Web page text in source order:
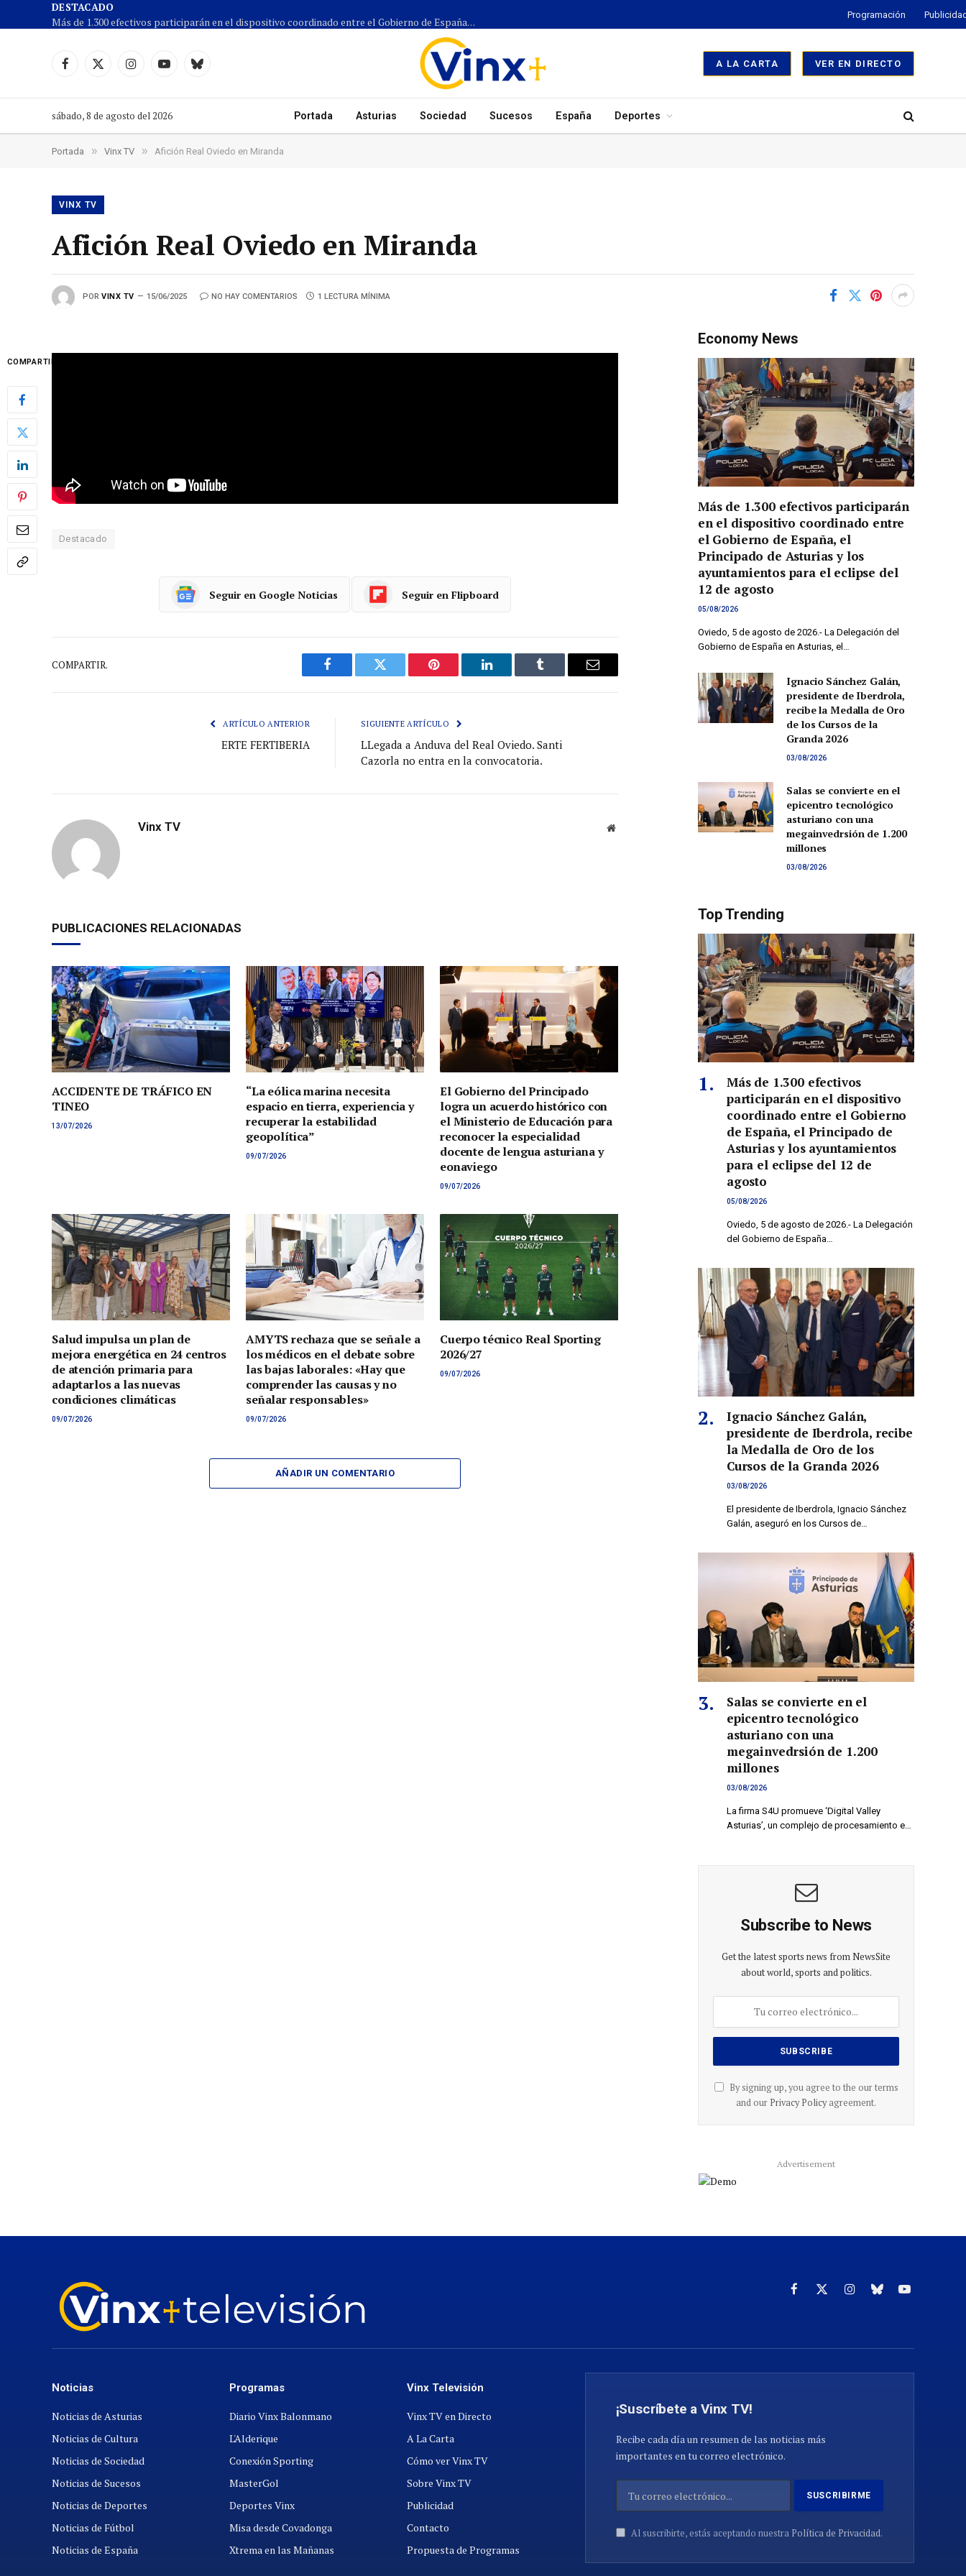
DESTACADO
Más de 1.300 efectivos participarán en el dispositivo coordinado entre el Gobierno de España, el Principado de Asturias y los ayuntamientos para el eclipse del 12 de agosto
Programación
Facebook
X
InstagramYouTubeCielo
A LA CARTA VER EN DIRECTO
sábado, 8 de agosto del 2026 Portada Asturias Sociedad Sucesos España Deportes
Portada » Vinx TV » Afición Real Oviedo en Miranda
VINX TV
Afición Real Oviedo en Miranda
POR VINX TV 15/06/2025 NO HAY COMENTARIOS 1 LECTURA MÍNIMA
COMPARTIR
Destacado
Seguir en Google Noticias Seguir en Flipboard
COMPARTIR.
Facebook Gorjeo Pinterest LinkedIn Tumblr
Correo
ARTÍCULO ANTERIOR
ERTE FERTIBERIA
SIGUIENTE ARTÍCULO
LLegada a Anduva del Real Oviedo. Santi
Cazorla no entra en la convocatoria.
Vinx TV
Sitio
PUBLICACIONES RELACIONADAS
ACCIDENTE DE TRÁFICO EN
TINEO
13/07/2026
“La eólica marina necesita
espacio en tierra, experiencia y
recuperar la estabilidad
geopolítica”
09/07/2026
El Gobierno del Principado
logra un acuerdo histórico con
el Ministerio de Educación para
reconocer la especialidad
docente de lengua asturiana y
eonaviego
09/07/2026
Salud impulsa un plan de
mejora energética en 24 centros
de atención primaria para
adaptarlos a las nuevas
condiciones climáticas
09/07/2026
AMYTS rechaza que se señale a
los médicos en el debate sobre
las bajas laborales: «Hay que
comprender las causas y no
señalar responsables»
09/07/2026
Cuerpo técnico Real Sporting
2026/27
09/07/2026
AÑADIR UN COMENTARIO
Economy News
Más de 1.300 efectivos participarán
en el dispositivo coordinado entre
el Gobierno de España, el
Principado de Asturias y los
ayuntamientos para el eclipse del
12 de agosto
05/08/2026
Oviedo, 5 de agosto de 2026.- La Delegación del
Gobierno de España en Asturias, el…
Ignacio Sánchez Galán,
presidente de Iberdrola,
recibe la Medalla de Oro
de los Cursos de la
Granda 2026
03/08/2026
Salas se convierte en el
epicentro tecnológico
asturiano con una
megainvedrsión de 1.200
millones
03/08/2026
Top Trending
Más de 1.300 efectivos
participarán en el dispositivo
coordinado entre el Gobierno
de España, el Principado de
Asturias y los ayuntamientos
para el eclipse del 12 de
agosto
05/08/2026
Oviedo, 5 de agosto de 2026.- La Delegación
del Gobierno de España…
Ignacio Sánchez Galán,
presidente de Iberdrola, recibe
la Medalla de Oro de los
Cursos de la Granda 2026
03/08/2026
El presidente de Iberdrola, Ignacio Sánchez
Galán, aseguró en los Cursos de…
Salas se convierte en el
epicentro tecnológico
asturiano con una
megainvedrsión de 1.200
millones
03/08/2026
La firma S4U promueve ‘Digital Valley
Asturias’, un complejo de procesamiento e…
Subscribe to News
Get the latest sports news from NewsSite
about world, sports and politics.
By signing up, you agree to the our terms
and our Privacy Policyagreement.
Advertisement
Facebook
X
Instagram
Cielo YouTube
Noticias
Noticias de Asturias
Noticias de Cultura
Noticias de Sociedad
Noticias de Sucesos
Noticias de Deportes
Noticias de Fútbol
Noticias de España
Programas
Diario Vinx Balonmano
L'Alderique
Conexión Sporting
MasterGol
Deportes Vinx
Misa desde Covadonga
Xtrema en las Mañanas
Vinx Televisión
Vinx TV en Directo
A La Carta
Cómo ver Vinx TV
Sobre Vinx TV
Publicidad
Contacto
Propuesta de Programas
¡Suscríbete a Vinx TV!
Recibe cada día un resumen de las noticias más
importantes en tu correo electrónico.
Al suscribirte, estás aceptando nuestra Política de Privacidad.